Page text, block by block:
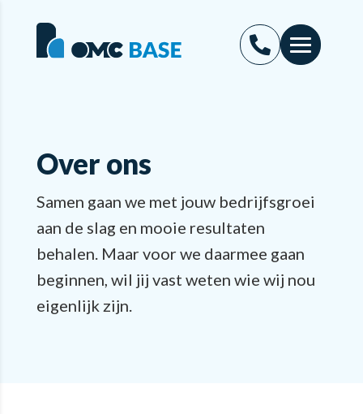
Over ons
Samen gaan we met jouw bedrijfsgroei
aan de slag en mooie resultaten
behalen. Maar voor we daarmee gaan
beginnen, wil jij vast weten wie wij nou
eigenlijk zijn.